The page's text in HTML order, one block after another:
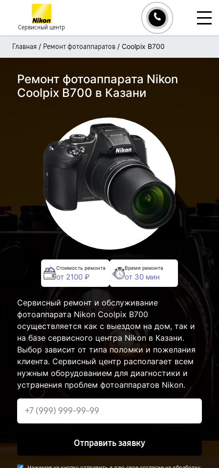
Сервисный центр
Главная / Ремонт фотоаппаратов / Coolpix B700
Ремонт фотоаппарата Nikon
Coolpix B700 в Казани
Стоимость ремонта
от 2100 ₽
Время ремонта
от 30 мин
Сервисный ремонт и обслуживание
фотоаппарата Nikon Coolpix B700
осуществляется как с выездом на дом, так и
на базе сервисного центра Nikon в Казани.
Выбор зависит от типа поломки и пожелания
клиента. Сервисный центр располагает всем
нужным оборудованием для диагностики и
устранения проблем фотоаппаратов Nikon.
Отправить заявку